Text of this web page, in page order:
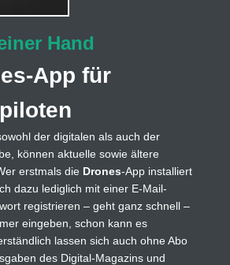
Hand
App für
der digitalen als auch der
können aktuelle sowie ältere
erstmals die Drones-App installiert
dazu lediglich mit einer E-Mail-
registrieren – geht ganz schnell –
eingeben, schon kann es
lassen sich auch ohne Abo
des Digital-Magazins und